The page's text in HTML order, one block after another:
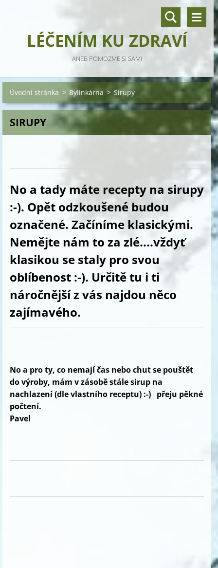
LÉČENÍM KU ZDRAVÍ
ANEB POMOZME SI SAMI
Úvodní stránka > Bylinkárna > Sirupy
SIRUPY
No a tady máte recepty na sirupy
:-). Opět odzkoušené budou
označené. Začíníme klasickými.
Nemějte nám to za zlé....vždyť
klasikou se staly pro svou
oblíbenost :-). Určitě tu i ti
náročnější z vás najdou něco
zajímavého.
No a pro ty, co nemají čas nebo chut se pouštět
do výroby, mám v zásobě stále sirup na
nachlazení (dle vlastního receptu) :-) přeju pěkné
počtení.
Pavel